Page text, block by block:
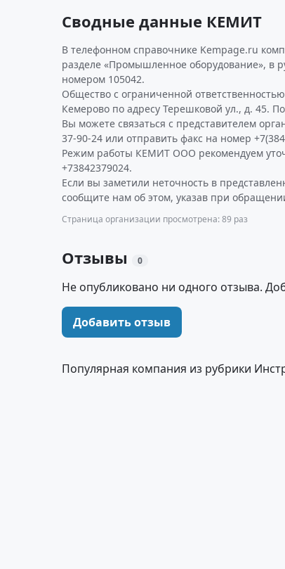
Сводные данные КЕМИТ
В телефонном справочнике Kempage.ru
разделе «Промышленное оборудование», в
номером 105042.
Общество с ограниченной
Кемерово по адресу Терешковой ул., д. 45.
Вы можете связаться с представителем
37-90-24 или отправить факс на номер
Режим работы КЕМИТ ООО рекомендуем
+73842379024.
Если вы заметили неточность в
сообщите нам об этом, указав при
Страница организации просмотрена: 89 раз
Отзывы 0
Не опубликовано ни одного отзыва.
Добавить отзыв
Популярная компания из рубрики